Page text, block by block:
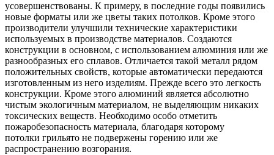
усовершенствованы. К примеру, в последние годы появились
новые форматы или же цветы таких потолков. Кроме этого
производители улучшили технические характеристики
используемых в производстве материалов. Создаются
конструкции в основном, с использованием алюминия или же
разнообразных его сплавов. Отличается такой металл рядом
положительных свойств, которые автоматически передаются
изготовленным из него изделиям. Прежде всего это легкость
конструкции. Кроме этого алюминий является абсолютно
чистым экологичным материалом, не выделяющим никаких
токсических веществ. Необходимо особо отметить
пожаробезопасность материала, благодаря которому
потолки грильято не подвержены горению или же
распространению возгорания.